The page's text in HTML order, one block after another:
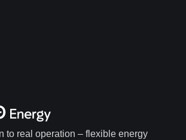
to real operation – flexible energy